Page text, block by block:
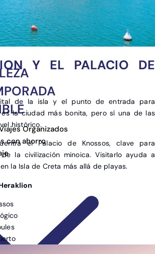
Organizados
con ahorro
Y EL PALACIO DE
de la isla y el punto de entrada para
es la ciudad más bonita, pero sí una de las
histórico.
el Palacio de Knossos, clave para
la civilización minoica. Visitarlo ayuda a
la Isla de Creta más allá de playas.